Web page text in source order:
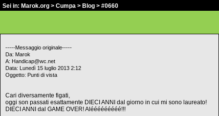
Sei in: Marok.org > Cumpa > Blog > #0660
-----Messaggio originale-----
Da: Marok
A: Handicap@wc.net
Data: Lunedì 15 luglio 2013 2:12
Oggetto: Punti di vista
Cari diversamente figati,
oggi son passati esattamente DIECI ANNI dal giorno in cui mi sono laureato!
DIECI ANNI dal GAME OVER! Alééééééééé!!!